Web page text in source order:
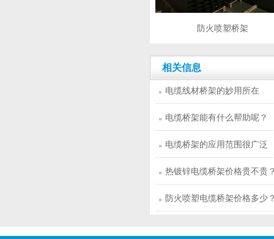
防火喷塑桥架
相关信息
电缆线材桥架的妙用所在
电缆桥架能有什么帮助呢？
电缆桥架的应用范围很广泛
热镀锌电缆桥架价格贵不贵
防火喷塑电缆桥架价格多少